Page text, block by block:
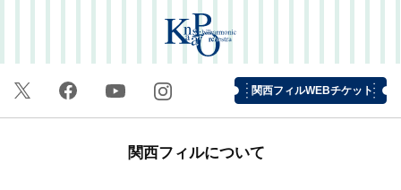
関西フィルWEBチケット
関西フィルについて